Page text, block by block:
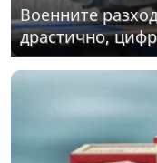
Военните
драстично,